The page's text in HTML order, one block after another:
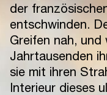
KONTAKT
der
entschwinden.
Greifen nah,
Jahrtausenden
sie mit ihren
Interieur dieses